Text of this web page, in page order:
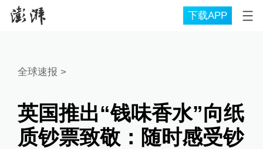
下载APP
全球速报 >
英国推出“钱味香水”向纸
质钞票致敬：随时感受钞